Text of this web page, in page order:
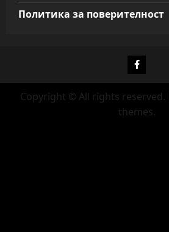
Политика за поверителност
Фейсбук
Copyright © All rights reserved.
themes.